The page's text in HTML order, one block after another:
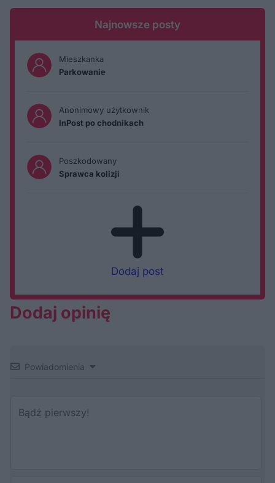
Najnowsze posty
Mieszkanka
Parkowanie
Anonimowy użytkownik
InPost po chodnikach
Poszkodowany
Sprawca kolizji
Dodaj post
Dodaj opinię
Powiadomienia